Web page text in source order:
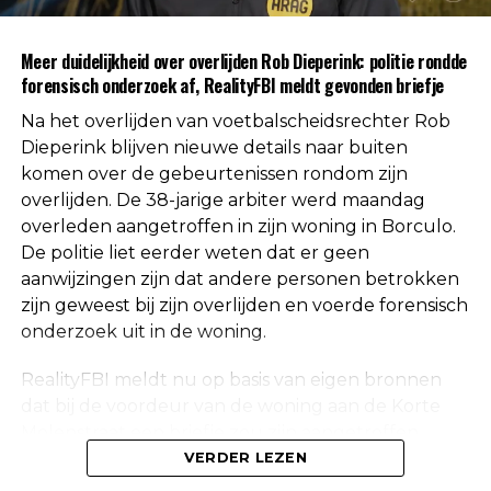
worden geen verdere mededelingen gedaan over
Een vaste waarde in de Nederlandse
arbitrage
Met het overlijden van Rob Dieperink verliest het
Nederlandse voetbal een scheidsrechter die
jarenlang actief was op het hoogste niveau.
het amateurvoetbal en werkte zich stap voor stap
toegewezen, waarna uiteindelijk ook de Eredivisie
Meer duidelijkheid over overlijden Rob Dieperink: politie rondde
forensisch onderzoek af, RealityFBI meldt gevonden briefje
Na het overlijden van voetbalscheidsrechter Rob
Dieperink blijven nieuwe details naar buiten
komen over de gebeurtenissen rondom zijn
overlijden. De 38-jarige arbiter werd maandag
overleden aangetroffen in zijn woning in Borculo.
De politie liet eerder weten dat er geen
aanwijzingen zijn dat andere personen betrokken
zijn geweest bij zijn overlijden en voerde forensisch
onderzoek uit in de woning.
RealityFBI meldt nu op basis van eigen bronnen
waarop Dieperink een persoonlijke boodschap had
VERDER LEZEN